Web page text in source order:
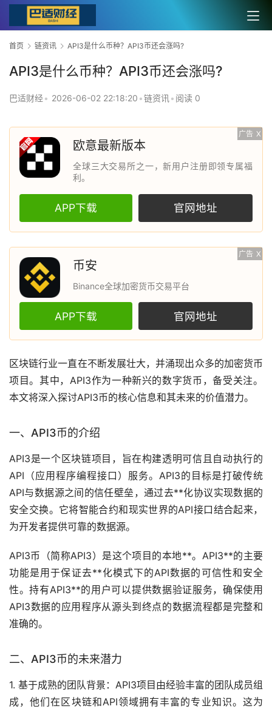
首页 链资讯 API3是什么币种？API3币还会涨吗?
API3是什么币种？API3币还会涨吗?
巴适财经• 2026-06-02 22:18:20 •链资讯 • 阅读 0
广告 X
欧意最新版本
全球三大交易所之一，新用户注册即领专属福
利。
APP下载 官网地址
广告 X
币安
Binance全球加密货币交易平台
APP下载 官网地址
区块链行业一直在不断发展壮大，并涌现出众多的加密货币
项目。其中，API3作为一种新兴的数字货币 ，备受关注。
本文将深入探讨API3币的核心信息和其未来的价值潜力。
一、API3币的介绍
API3是一个区块链项目，旨在构建透明可信且自动执行的
API（应用程序编程接口）服务。API3的目标是打破传统
API与数据源之间的信任壁垒，通过去**化协议实现数据的
安全交换。它将智能合约和现实世界的API接口结合起来，
为开发者提供可靠的数据源。
API3币（简称API3）是这个项目的本地**。API3**的主要
功能是用于保证去**化模式下的API数据的可信性和安全
性。持有API3**的用户可以提供数据验证服务，确保使用
API3数据的应用程序从源头到终点的数据流程都是完整和
准确的。
二、API3币的未来潜力
1. 基于成熟的团队背景：API3项目由经验丰富的团队成员组
成，他们在区块链和API领域拥有丰富的专业知识。这为